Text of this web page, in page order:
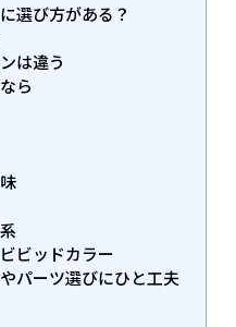
選び方がある？
は違う
ら
ビッドカラー
パーツ選びにひと工夫